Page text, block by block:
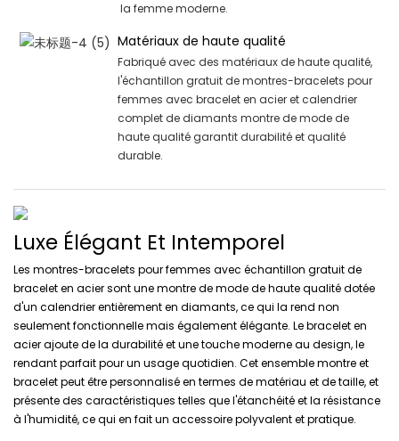
la femme moderne.
Matériaux de haute qualité
Fabriqué avec des matériaux de haute qualité,
l'échantillon gratuit de montres-bracelets pour
femmes avec bracelet en acier et calendrier
complet de diamants montre de mode de
haute qualité garantit durabilité et qualité
durable.
Luxe Élégant Et Intemporel
Les montres-bracelets pour femmes avec échantillon gratuit de
bracelet en acier sont une montre de mode de haute qualité dotée
d'un calendrier entièrement en diamants, ce qui la rend non
seulement fonctionnelle mais également élégante. Le bracelet en
acier ajoute de la durabilité et une touche moderne au design, le
rendant parfait pour un usage quotidien. Cet ensemble montre et
bracelet peut être personnalisé en termes de matériau et de taille, et
présente des caractéristiques telles que l'étanchéité et la résistance
à l'humidité, ce qui en fait un accessoire polyvalent et pratique.